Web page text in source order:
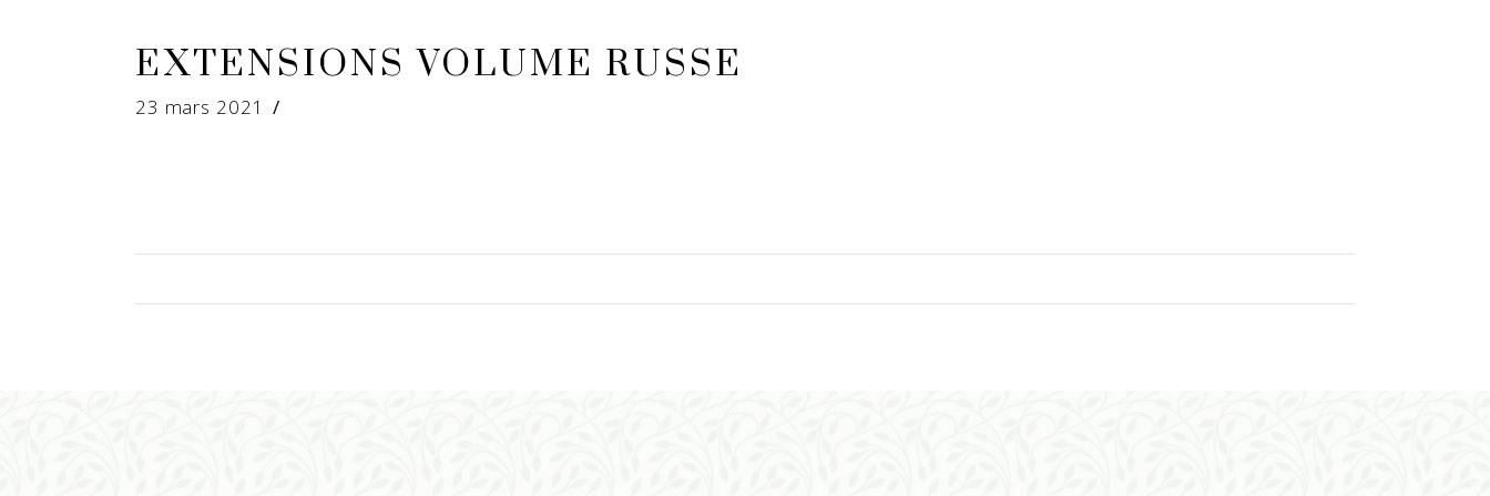
EXTENSIONS VOLUME RUSSE
23 mars 2021